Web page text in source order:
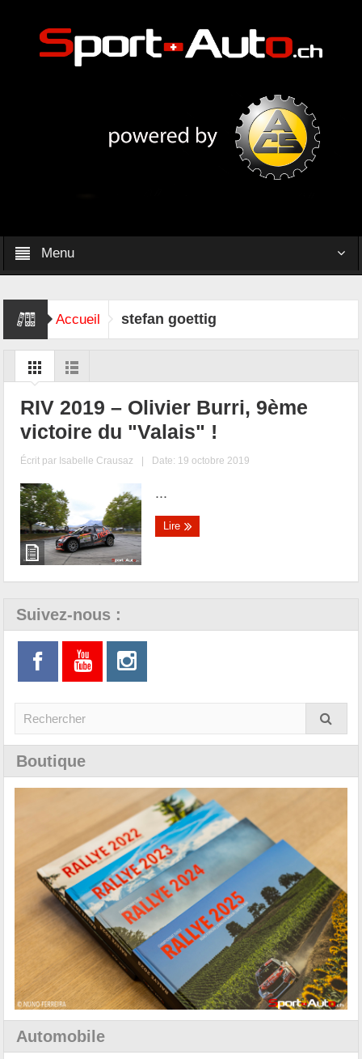
Menu
Accueil stefan goettig
RIV 2019 – Olivier Burri, 9ème
victoire du "Valais" !
Écrit par Isabelle Crausaz | Date: 19 octobre 2019
...
Lire
Suivez-nous :
Boutique
Automobile